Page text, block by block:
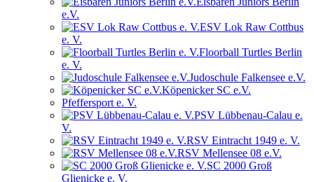
e.V.
ESV Lok Raw Cottbus
e. V.
Floorball Turtles Berlin
e. V.
Judoschule Falkensee e.V.
Köpenicker SC e.V.
Pfeffersport e. V.
PSV Lübbenau-Calau e.
V.
RSV Eintracht 1949 e. V.
RSV Mellensee 08 e.V.
SC 2000 Groß
Glienicke e. V.